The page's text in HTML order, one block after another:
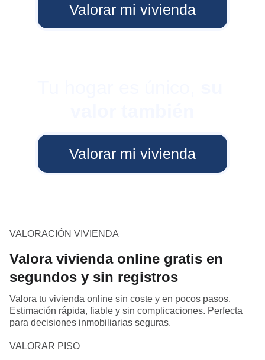
Valorar mi vivienda
Valorar mi vivienda
VALORACIÓN VIVIENDA
Valora vivienda online gratis en
segundos y sin registros
Valora tu vivienda online sin coste y en pocos pasos.
Estimación rápida, fiable y sin complicaciones. Perfecta
para decisiones inmobiliarias seguras.
VALORAR PISO